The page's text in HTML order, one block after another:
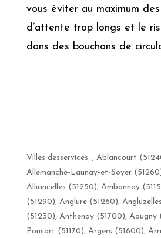
vous éviter au maximum
d’attente trop longs et le
dans des bouchons de
Villes desservices: , Ablancourt
Allemanche-Launay-et-Soyer
Alliancelles (51250), Ambonnay
(51290), Anglure (51260),
(51230), Anthenay (51700), Aougny
Ponsart (51170), Argers (51800),